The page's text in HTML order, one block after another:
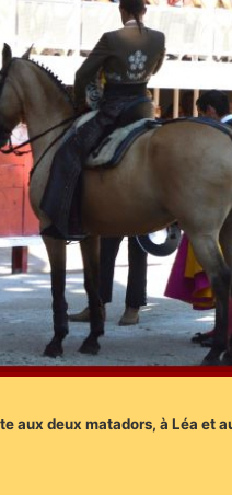
aux deux matadors, à Léa et